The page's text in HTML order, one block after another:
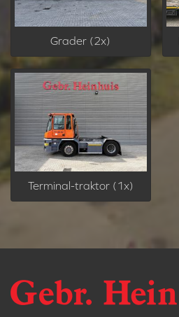
Grader (2x)
Terminal-traktor (1x)